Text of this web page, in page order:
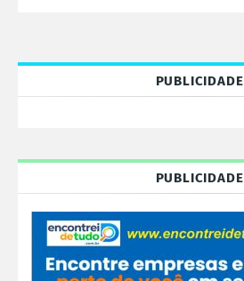
PUBLICIDADE
PUBLICIDADE